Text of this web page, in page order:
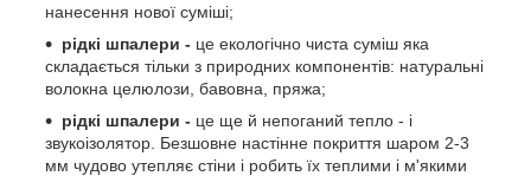
нанесення нової суміші;
рідкі шпалери - це екологічно чиста суміш яка
складається тільки з природних компонентів: натуральні
волокна целюлози, бавовна, пряжа;
рідкі шпалери - це ще й непоганий тепло - і
звукоізолятор. Безшовне настінне покриття шаром 2-3
мм чудово утепляє стіни і робить їх теплими і м'якими